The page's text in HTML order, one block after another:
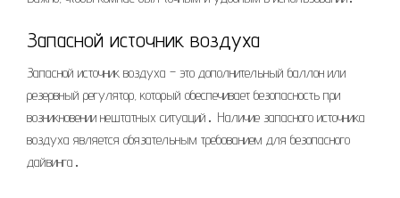
Запасной источник воздуха
Запасной источник воздуха – это дополнительный баллон или
резервный регулятор, который обеспечивает безопасность при
возникновении нештатных ситуаций․ Наличие запасного источника
воздуха является обязательным требованием для безопасного
дайвинга․